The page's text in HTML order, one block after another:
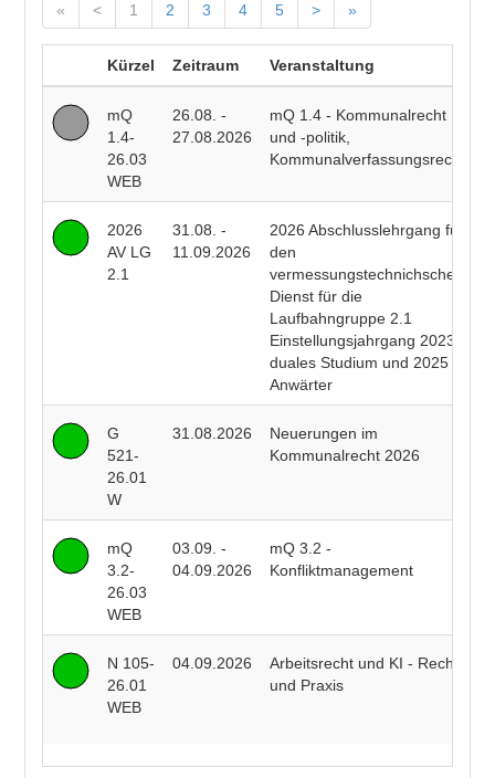
« < 1 2 3 4 5 > »
Kürzel Zeitraum Veranstaltung
mQ
1.4-
26.03
WEB
26.08. -
27.08.2026
mQ 1.4 - Kommunalrecht
und -politik,
Kommunalverfassungsrecht
2026
AV LG
2.1
31.08. -
11.09.2026
2026 Abschlusslehrgang für
den
vermessungstechnichschen
Dienst für die
Laufbahngruppe 2.1
Einstellungsjahrgang 2023
duales Studium und 2025
Anwärter
G
521-
26.01
W
31.08.2026
Neuerungen im
Kommunalrecht 2026
mQ
3.2-
26.03
WEB
03.09. -
04.09.2026
mQ 3.2 -
Konfliktmanagement
N 105-
26.01
WEB
04.09.2026
Arbeitsrecht und KI - Recht
und Praxis